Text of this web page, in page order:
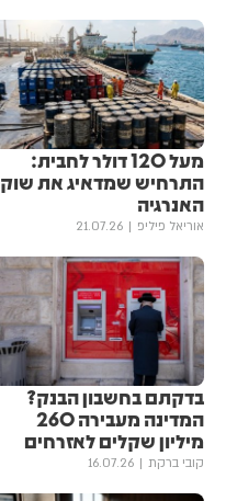
מעל 120 דולר לחבית:
התרחיש שמדאיג את שוק
האנרגיה
אוריאל פיליפ 21.07.26
בדקתם בחשבון הבנק?
המדינה מעבירה 260
מיליון שקלים לאזרחים
קובי ברקת 16.07.26